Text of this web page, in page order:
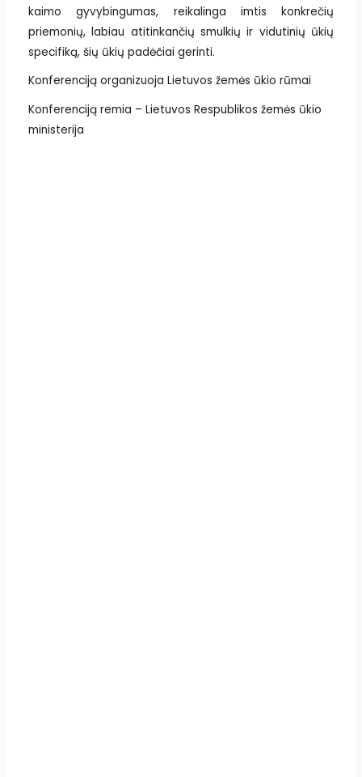
kaimo gyvybingumas, reikalinga imtis konkrečių
priemonių, labiau atitinkančių smulkių ir vidutinių ūkių
specifiką, šių ūkių padėčiai gerinti.
Konferenciją organizuoja Lietuvos žemės ūkio rūmai
Konferenciją remia – Lietuvos Respublikos žemės ūkio
ministerija